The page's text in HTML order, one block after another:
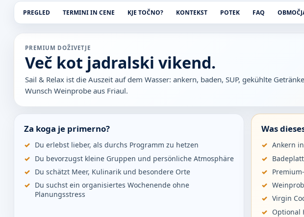
PREGLED TERMINI IN CENE KJE TOČNO? KONTEKST POTEK FAQ
PREMIUM DOŽIVETJE
Več kot jadralski vikend.
Sail & Relax ist die Auszeit auf dem Wasser: ankern, baden, SUP, gekühlte
Wunsch Weinprobe aus Friaul.
Za koga je primerno?
Du erlebst lieber, als durchs Programm zu hetzen
Du bevorzugst kleine Gruppen und persönliche Atmosphäre
Du schätzt Meer, Kulinarik und besondere Orte
Du suchst ein organisiertes Wochenende ohne
Planungsstress
Was
Ankern
Virgin
Optional